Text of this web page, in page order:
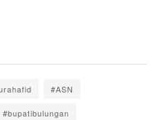
#ASN
#bupatibulungan